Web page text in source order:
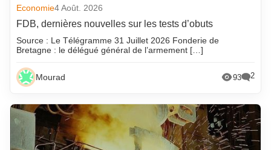
Economie4 Août. 2026
FDB, dernières nouvelles sur les tests d’obuts
Source : Le Télégramme 31 Juillet 2026 Fonderie de
Bretagne : le délégué général de l’armement […]
Mourad 93 2